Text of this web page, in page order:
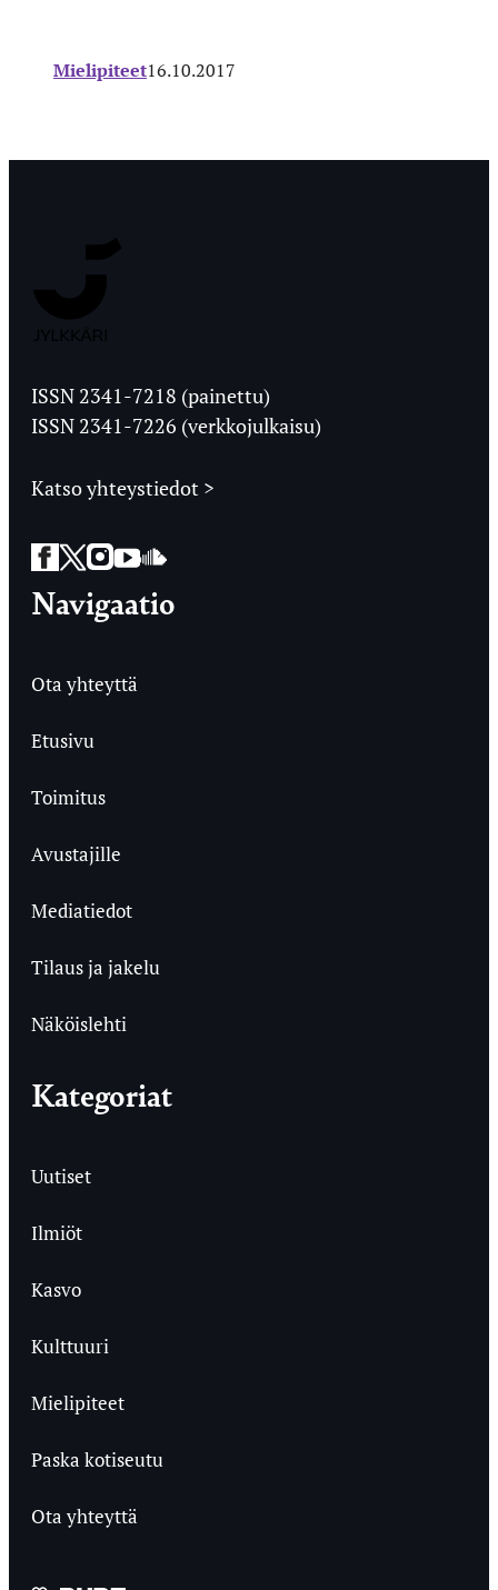
Mielipiteet16.10.2017
Ylioppilaslehti
ISSN 2341-7218 (painettu)
ISSN 2341-7226 (verkkojulkaisu)
Katso yhteystiedot >
Facebook
Twitter
Instagram
YouTube
SoundCloud
Navigaatio
Ota yhteyttä
Etusivu
Toimitus
Avustajille
Mediatiedot
Tilaus ja jakelu
Näköislehti
Kategoriat
Uutiset
Ilmiöt
Kasvo
Kulttuuri
Mielipiteet
Paska kotiseutu
Ota yhteyttä